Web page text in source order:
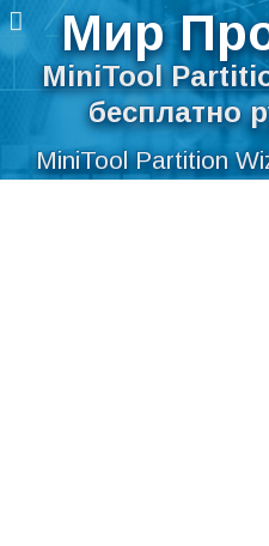
Мир
MiniTool
бесплатно
MiniTool Partition